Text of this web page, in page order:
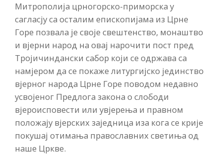
Митрополија црногорско-приморска у
сагласју са осталим епископијама из Црне
Горе позвала је своје свештенство, монаштво
и вјерни народ на овај нарочити пост пред
Тројичиндански сабор који се одржава са
намјером да се покаже литургијско јединство
вјерног народа Црне Горе поводом недавно
усвојеног Предлога закона о слободи
вјероисповести или увјерења и правном
положају вјерских заједница иза кога се крије
покушај отимања православних светиња од
наше Цркве.